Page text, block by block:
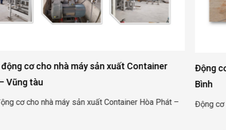
Động cơ nâng hạ cửa đập thủy lợi Rào Nam – Quảng
Bình
Động cơ nâng hạ cửa đập thủy lợi Rào Nam – Quảng Bình